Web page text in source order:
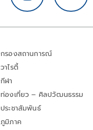
กรองสถานการณ์
วาไรตี้
กีฬา
ท่องเที่ยว – ศิลปวัฒนธรรม
ประชาสัมพันธ์
ภูมิภาค